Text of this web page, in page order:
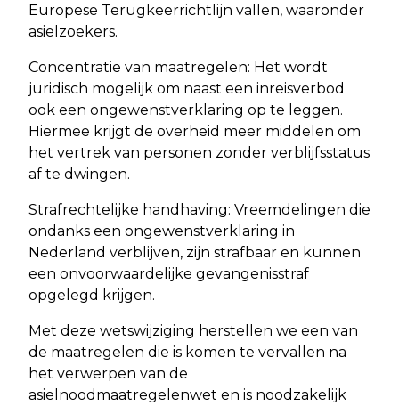
Europese Terugkeerrichtlijn vallen, waaronder
asielzoekers.
Concentratie van maatregelen: Het wordt
juridisch mogelijk om naast een inreisverbod
ook een ongewenstverklaring op te leggen.
Hiermee krijgt de overheid meer middelen om
het vertrek van personen zonder verblijfsstatus
af te dwingen.
Strafrechtelijke handhaving: Vreemdelingen die
ondanks een ongewenstverklaring in
Nederland verblijven, zijn strafbaar en kunnen
een onvoorwaardelijke gevangenisstraf
opgelegd krijgen.
Met deze wetswijziging herstellen we een van
de maatregelen die is komen te vervallen na
het verwerpen van de
asielnoodmaatregelenwet en is noodzakelijk